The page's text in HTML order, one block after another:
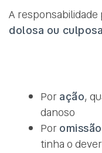
A
dolosa ou culposa
Poração,
danoso
Poromissão
tinha o